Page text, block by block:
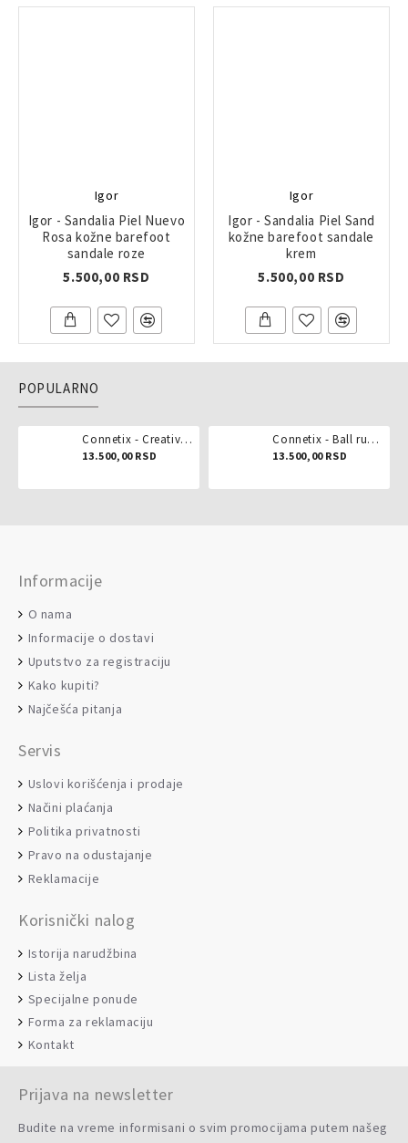
Igor
Igor - Sandalia Piel Nuevo
Rosa kožne barefoot
sandale roze
5.500,00 RSD
Igor
Igor - Sandalia Piel Sand
kožne barefoot sandale
krem
5.500,00 RSD
POPULARNO
Connetix - Creative pack 102 dela
13.500,00 RSD
Connetix - Ball run pastel 106 delova
13.500,00 RSD
Informacije
O nama
Informacije o dostavi
Uputstvo za registraciju
Kako kupiti?
Najčešća pitanja
Servis
Uslovi korišćenja i prodaje
Načini plaćanja
Politika privatnosti
Pravo na odustajanje
Reklamacije
Korisnički nalog
Istorija narudžbina
Lista želja
Specijalne ponude
Forma za reklamaciju
Kontakt
Prijava na newsletter
Budite na vreme informisani o svim promocijama putem našeg